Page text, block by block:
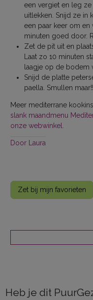
een vergiet en leg
uitlekken. Snijd ze in
een paar keer om
minuten goed door.
Zet de pit uit en
Laat zo 10 minuten
laagje op de bodem
Snijd de platte
paella. Smullen maar!!
Meer mediterrane
slank maandmenu
onze webwinkel.
Door Laura
Zet bij mijn favorieten
Heb je dit